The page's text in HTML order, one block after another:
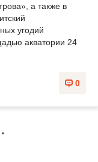
а также в
угодий
акватории 24
0